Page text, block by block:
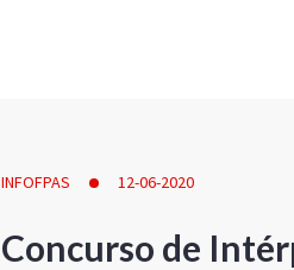
INFOFPAS 12-06-2020
Concurso de